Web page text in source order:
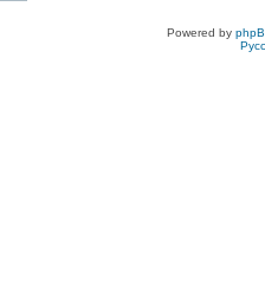
Powered by